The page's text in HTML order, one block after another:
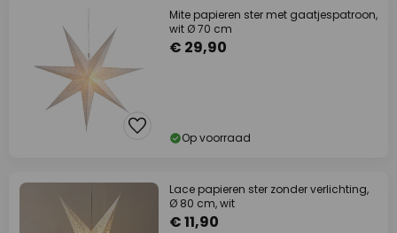
Mite papieren ster met gaatjespatroon,
wit Ø 70 cm
€ 29,90
Op voorraad
Lace papieren ster zonder verlichting,
Ø 80 cm, wit
€ 11,90